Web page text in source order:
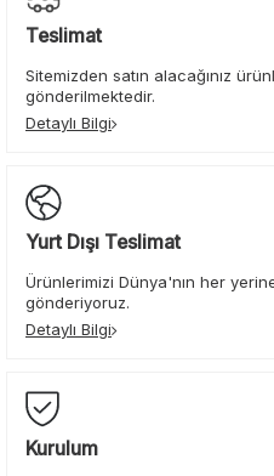
Teslimat
Sitemizden satın alacağınız
gönderilmektedir.
Detaylı Bilgi
Yurt Dışı Teslimat
Ürünlerimizi Dünya'nın her
gönderiyoruz.
Detaylı Bilgi
Kurulum